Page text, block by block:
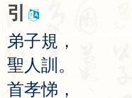
引
弟子規 ，
聖 人訓 。
首孝悌 ，